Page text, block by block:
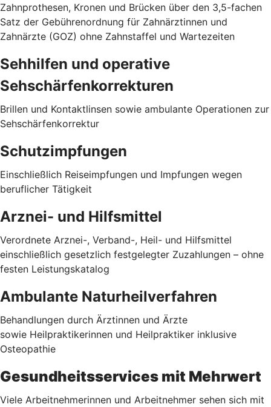
Zahnprothesen, Kronen und Brücken über den 3,5-fachen
Satz der Gebührenordnung für Zahnärztinnen und
Zahnärzte (GOZ) ohne Zahnstaffel und Wartezeiten
Sehhilfen und operative
Sehschärfenkorrekturen
Brillen und Kontaktlinsen sowie ambulante Operationen zur
Sehschärfenkorrektur
Schutzimpfungen
Einschließlich Reiseimpfungen und Impfungen wegen
beruflicher Tätigkeit
Arznei- und Hilfsmittel
Verordnete Arznei-, Verband-, Heil- und Hilfsmittel
einschließlich gesetzlich festgelegter Zuzahlungen – ohne
festen Leistungskatalog
Ambulante Naturheilverfahren
Behandlungen durch Ärztinnen und Ärzte
sowie Heilpraktikerinnen und Heilpraktiker inklusive
Osteopathie
Gesundheitsservices mit Mehrwert
Viele Arbeitnehmerinnen und Arbeitnehmer sehen sich mit